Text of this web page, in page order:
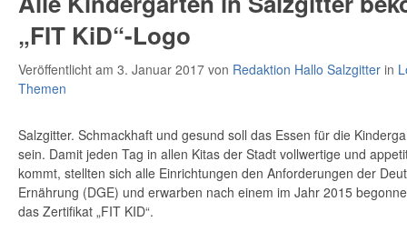
„FIT KiD“-Logo
Veröffentlicht am 3. Januar 2017 von Redaktion Hallo Salzgitter in
Themen
Salzgitter. Schmackhaft und gesund soll das Essen für die
sein. Damit jeden Tag in allen Kitas der Stadt vollwertige und
kommt, stellten sich alle Einrichtungen den Anforderungen der
Ernährung (DGE) und erwarben nach einem im Jahr 2015
das Zertifikat „FIT KID“.